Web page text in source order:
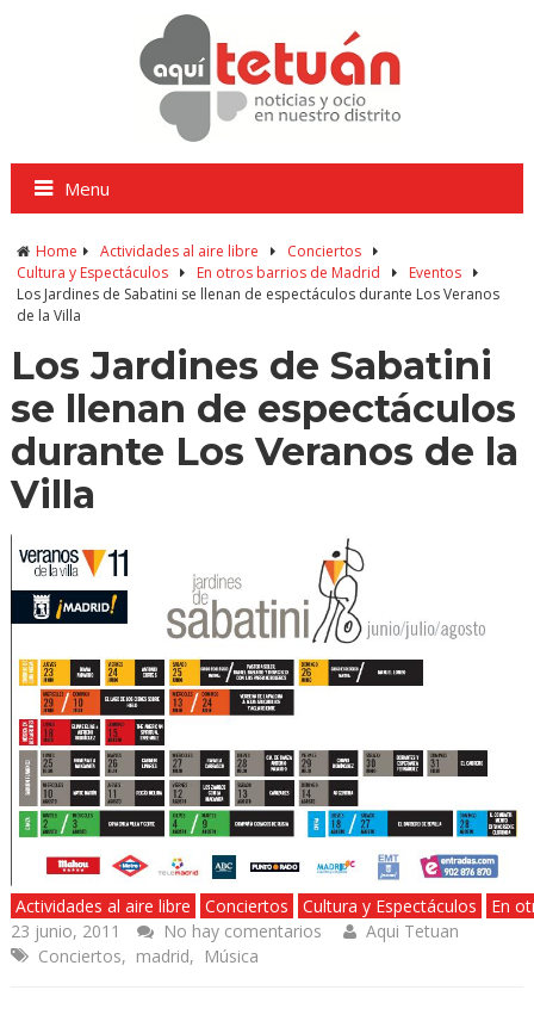
Menu
Home Actividades al aire libre
Conciertos
Cultura y Espectáculos
En otros barrios de Madrid
Eventos
Los Jardines de Sabatini se llenan de espectáculos durante Los Veranos
de la Villa
Los Jardines de Sabatini
se llenan de espectáculos
durante Los Veranos de la
Villa
Actividades al aire libre Conciertos Cultura y Espectáculos
En
23 junio, 2011
No hay comentarios
Aqui Tetuan
Conciertos, madrid, Música